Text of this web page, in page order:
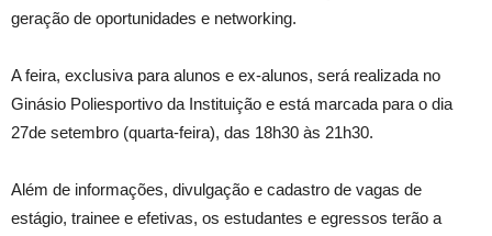
geração de oportunidades e networking.
A feira, exclusiva para alunos e ex-alunos, será realizada no
Ginásio Poliesportivo da Instituição e está marcada para o dia
27de setembro (quarta-feira), das 18h30 às 21h30.
Além de informações, divulgação e cadastro de vagas de
estágio, trainee e efetivas, os estudantes e egressos terão a